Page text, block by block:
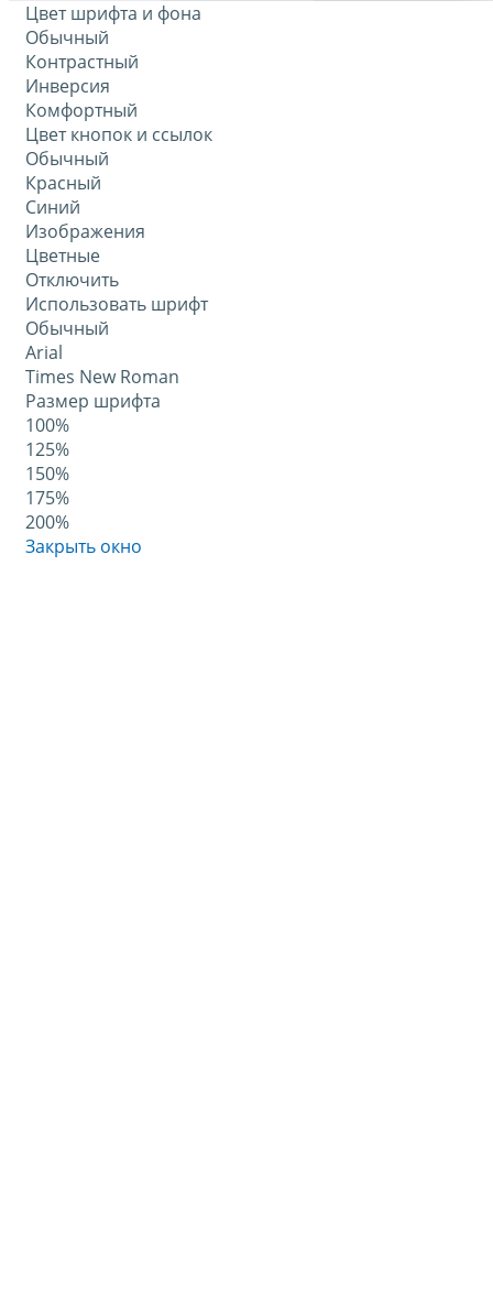
Цвет шрифта и фона
Обычный
Контрастный
Инверсия
Комфортный
Цвет кнопок и ссылок
Обычный
Красный
Синий
Изображения
Цветные
Отключить
Использовать шрифт
Обычный
Arial
Times New Roman
Размер шрифта
100%
125%
150%
175%
200%
Закрыть окно